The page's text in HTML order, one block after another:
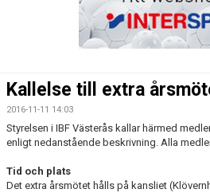
Kallelse till extra
2016-11-11 14:03
Styrelsen i IBF Västerås kallar härmed
enligt nedanstående beskrivning. Alla
Tid och plats
Det extra årsmötet hålls på kansliet